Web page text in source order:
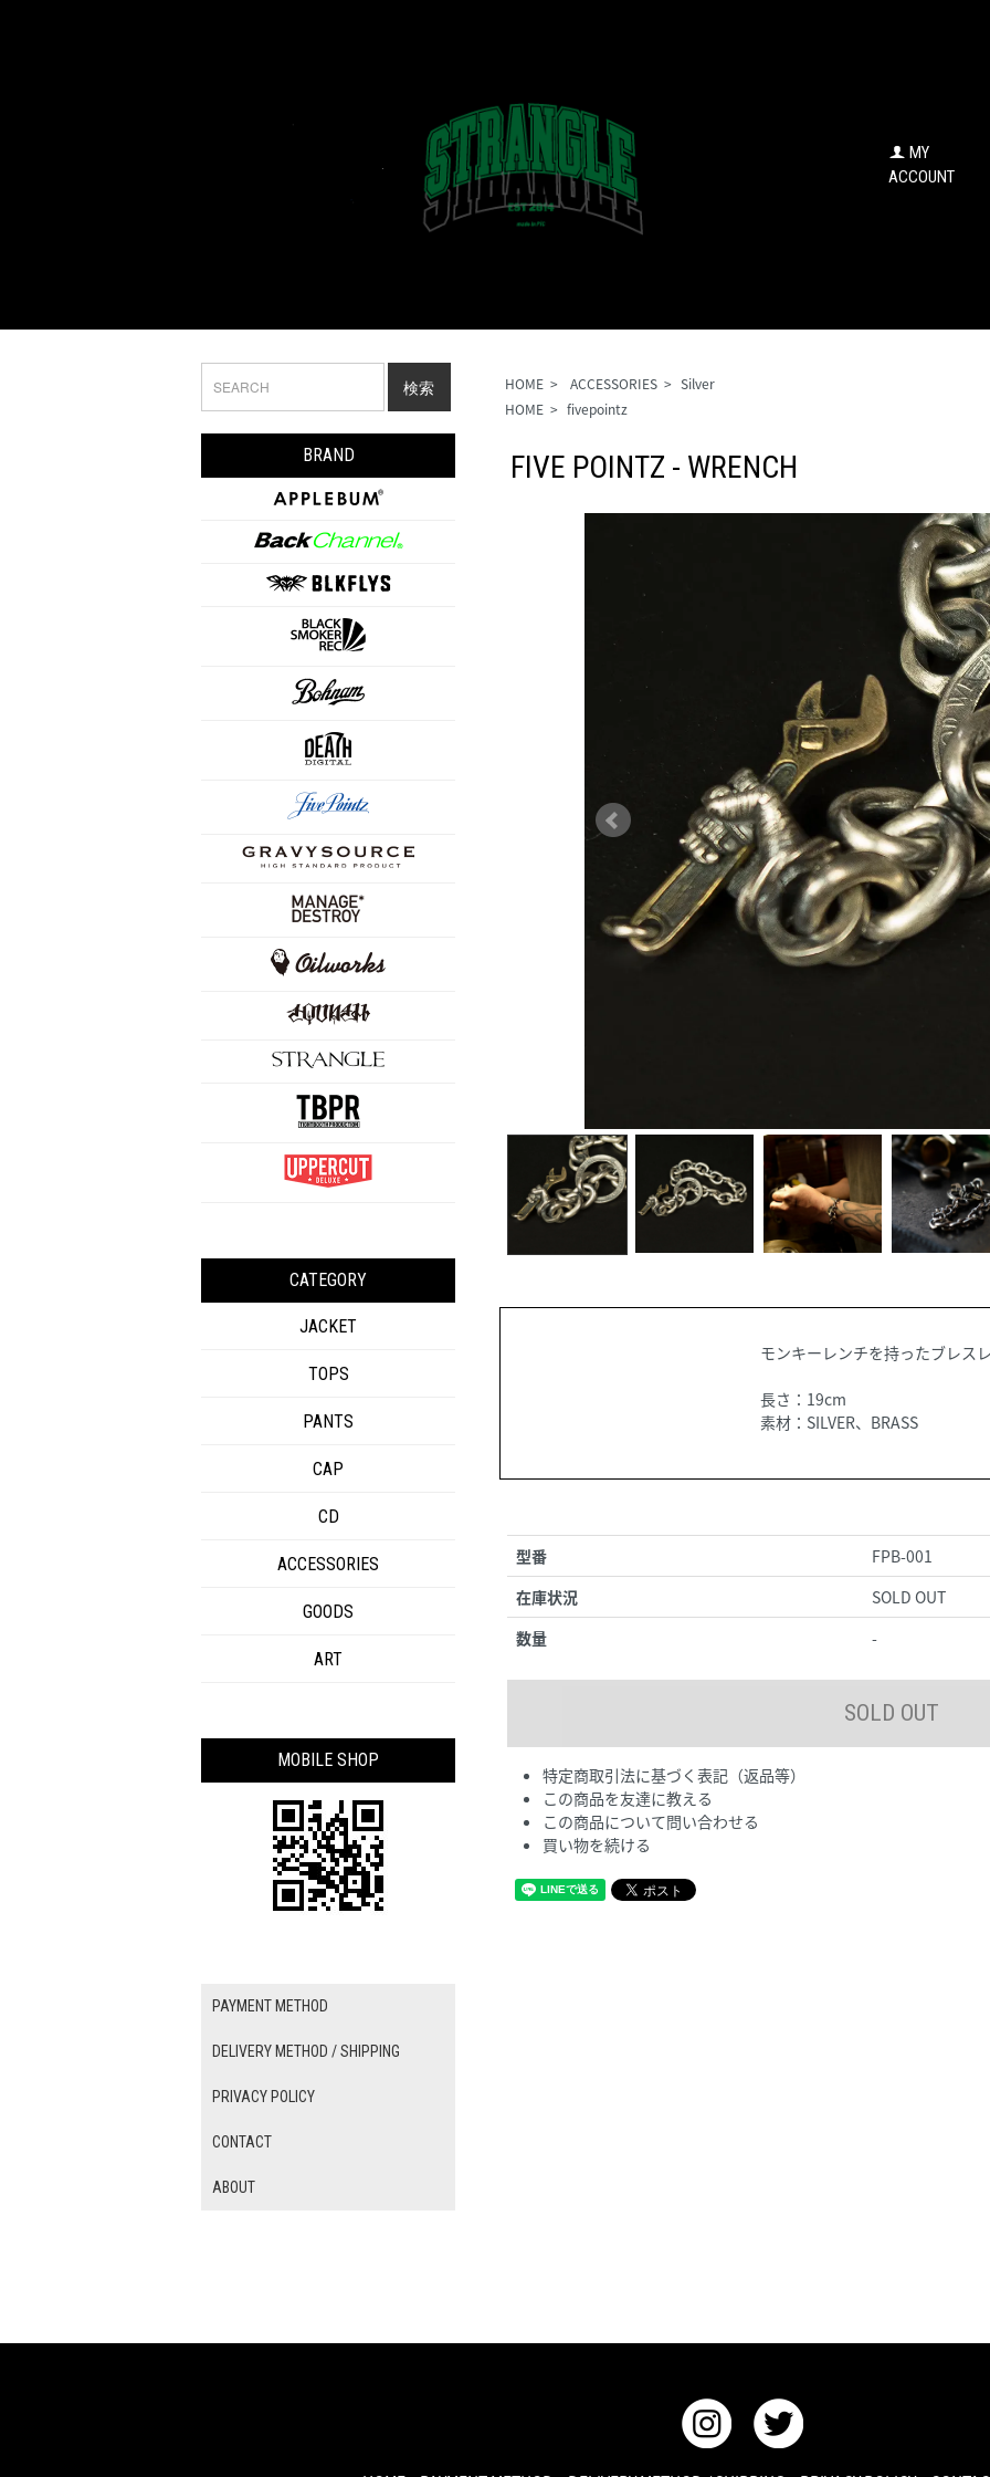
MY
ACCOUNT
HOME > ACCESSORIES > Silver
HOME > fivepointz
FIVE POINTZ - WRENCH
モンキーレンチを持ったブレス
長さ：19cm
素材：SILVER、BRASS
型番
FPB-001
在庫状況
SOLD OUT
数量
-
特定商取引法に基づく表記（返品等）
この商品を友達に教える
この商品について問い合わせる
買い物を続ける
検索
BRAND
CATEGORY
JACKET
TOPS
PANTS
CAP
CD
ACCESSORIES
GOODS
ART
MOBILE SHOP
PAYMENT METHOD
DELIVERY METHOD / SHIPPING
PRIVACY POLICY
CONTACT
ABOUT